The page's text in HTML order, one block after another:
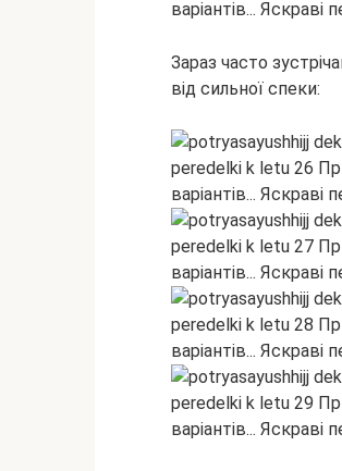
Зараз часто
від сильної спеки: